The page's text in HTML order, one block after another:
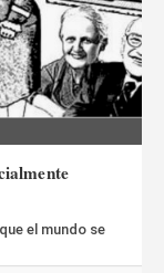
el mundo se